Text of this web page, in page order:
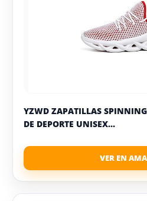
YZWD ZAPATILLAS
DE DEPORTE UNISEX...